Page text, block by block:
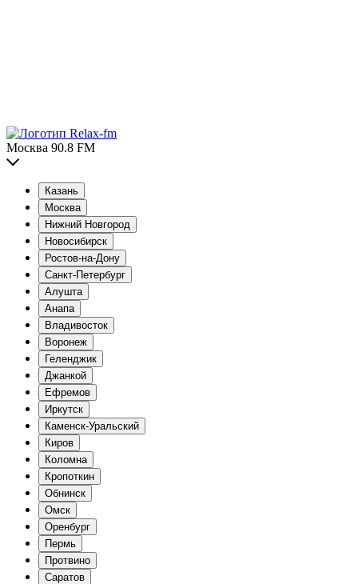
Москва 90.8 FM
Казань
Москва
Нижний Новгород
Новосибирск
Ростов-на-Дону
Санкт-Петербург
Алушта
Анапа
Владивосток
Воронеж
Геленджик
Джанкой
Ефремов
Иркутск
Каменск-Уральский
Киров
Коломна
Кропоткин
Обнинск
Омск
Оренбург
Пермь
Протвино
Саратов